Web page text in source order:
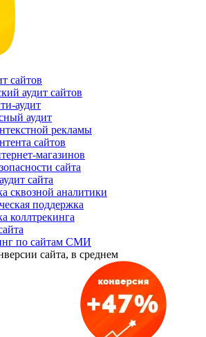
сайтов
аудит сайтов
аудит
аудит
рекламы
сайтов
магазинов
сайта
сайта
сквозной аналитики
поддержка
коллтрекинга
по сайтам СМИ
сайта, в среднем